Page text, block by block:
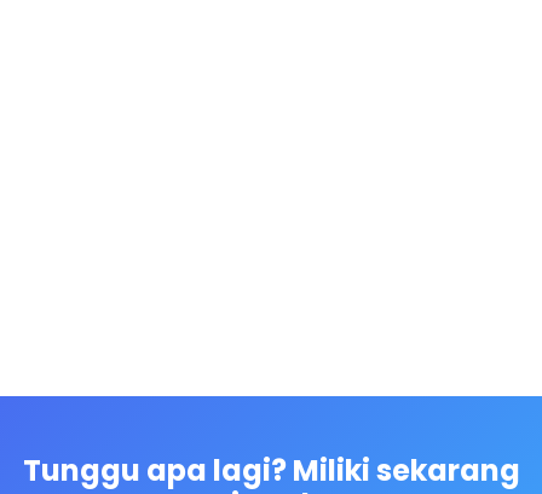
Tunggu apa lagi? Miliki sekarang